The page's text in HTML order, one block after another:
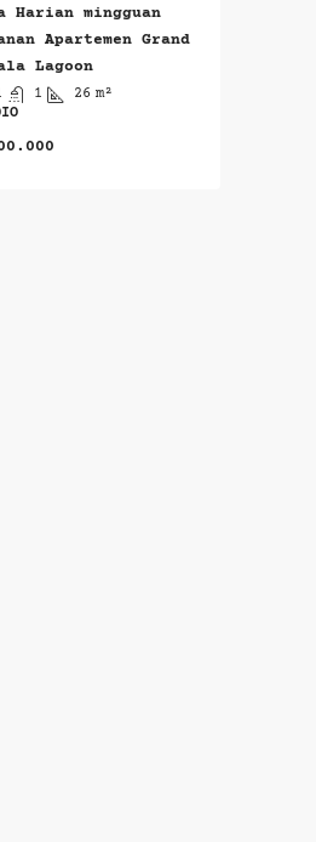
Harian mingguan
Apartemen Grand
Lagoon
1 26 m²